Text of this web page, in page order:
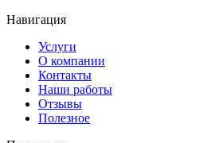
Навигация
Услуги
О компании
Контакты
Наши работы
Отзывы
Полезное